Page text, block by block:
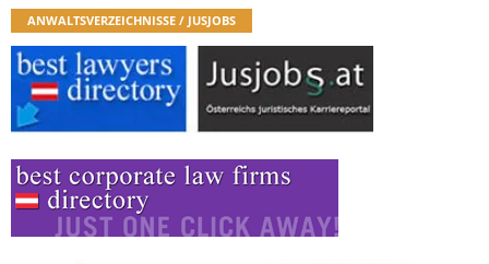
ANWALTSVERZEICHNISSE / JUSJOBS